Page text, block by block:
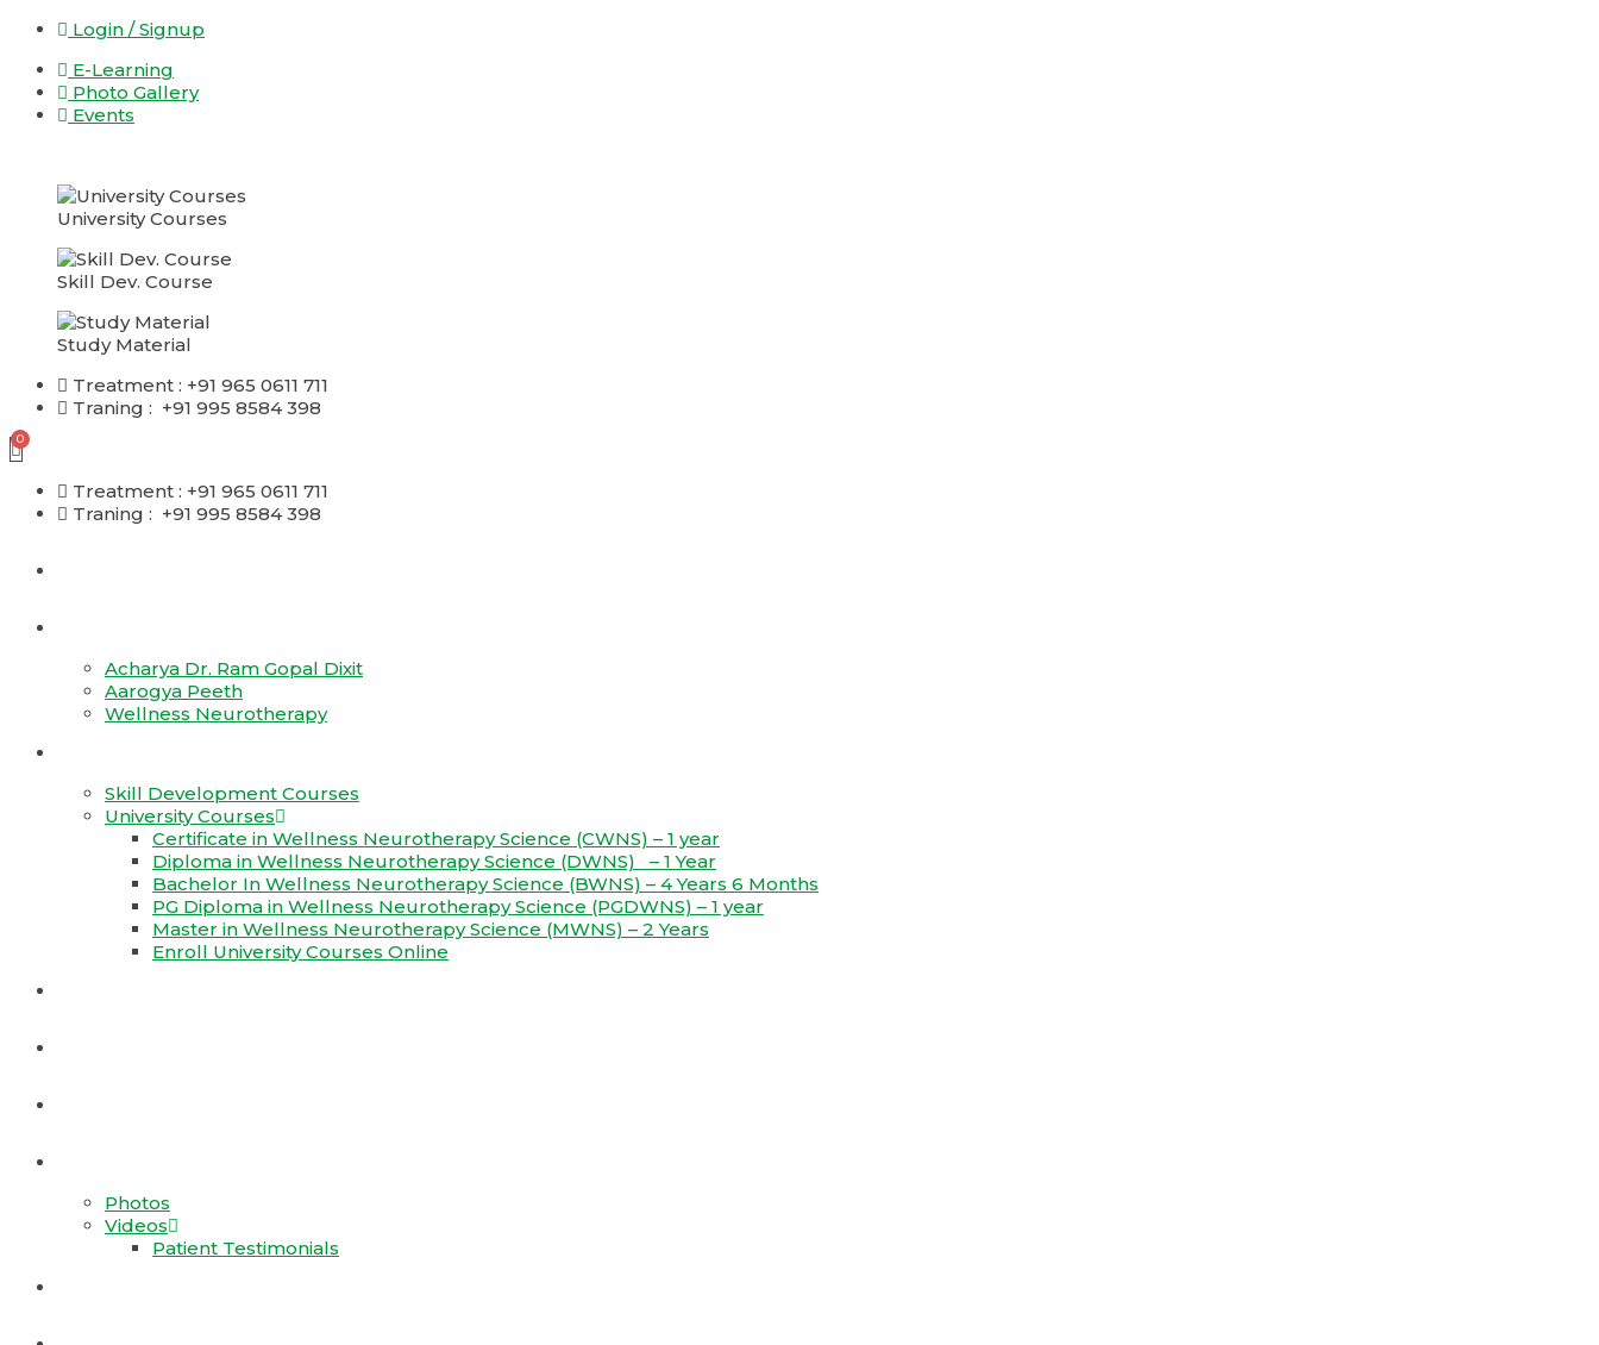
Skip
content
Login / Signup
E-Learning
Photo Gallery
Events
University Courses
Skill Dev. Course
Study Material
Treatment : +91 965 0611 711
Traning : +91 995 8584 398
Treatment : +91 965 0611 711
Traning : +91 995 8584 398
Acharya Dr. Ram Gopal Dixit
Aarogya Peeth
Wellness Neurotherapy
Skill Development Courses
University Courses
Certificate in Wellness Neurotherapy Science (CWNS) – 1 year
Diploma in Wellness Neurotherapy Science (DWNS) – 1 Year
Bachelor In Wellness Neurotherapy Science (BWNS) – 4 Years 6 Months
PG Diploma in Wellness Neurotherapy Science (PGDWNS) – 1 year
Master in Wellness Neurotherapy Science (MWNS) – 2 Years
Enroll University Courses Online
Photos
Videos
Patient Testimonials